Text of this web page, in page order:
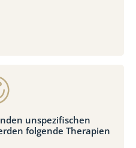
unspezifischen
folgende Therapien